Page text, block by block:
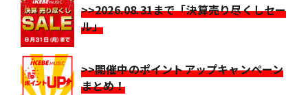
>>2026.08.31まで「決算売り尽くしセー
ル」
>>開催中のポイントアップキャンペーン
まとめ！